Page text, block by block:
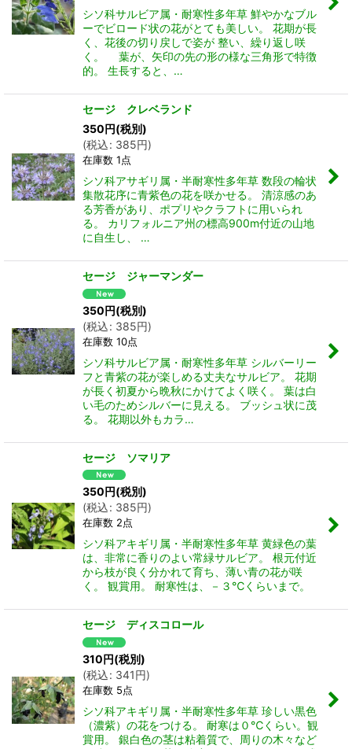
シソ科サルビア属・耐寒性多年草 鮮やかなブル
ーでビロード状の花がとても美しい。 花期が長
く、花後の切り戻しで姿が 整い、繰り返し咲
く。 葉が、矢印の先の形の様な三角形で特徴
的。 生長すると、…
セージ クレベランド
350円(税別)
(税込: 385円)
在庫数 1点
シソ科アサギリ属・半耐寒性多年草 数段の輪状
集散花序に青紫色の花を咲かせる。 清涼感のあ
る芳香があり、ポプリやクラフトに用いられ
る。 カリフォルニア州の標高900m付近の山地
に自生し、 …
セージ ジャーマンダー
350円(税別)
(税込: 385円)
在庫数 10点
シソ科サルビア属・耐寒性多年草 シルバーリー
フと青紫の花が楽しめる丈夫なサルビア。 花期
が長く初夏から晩秋にかけてよく咲く。 葉は白
い毛のためシルバーに見える。 ブッシュ状に茂
る。 花期以外もカラ…
セージ ソマリア
350円(税別)
(税込: 385円)
在庫数 2点
シソ科アキギリ属・半耐寒性多年草 黄緑色の葉
は、非常に香りのよい常緑サルビア。 根元付近
から枝が良く分かれて育ち、薄い青の花が咲
く。 観賞用。 耐寒性は、－３℃くらいまで。
セージ ディスコロール
310円(税別)
(税込: 341円)
在庫数 5点
シソ科アキギリ属・半耐寒性多年草 珍しい黒色
（濃紫）の花をつける。 耐寒は０℃くらい。観
賞用。 銀白色の茎は粘着質で、周りの木々など